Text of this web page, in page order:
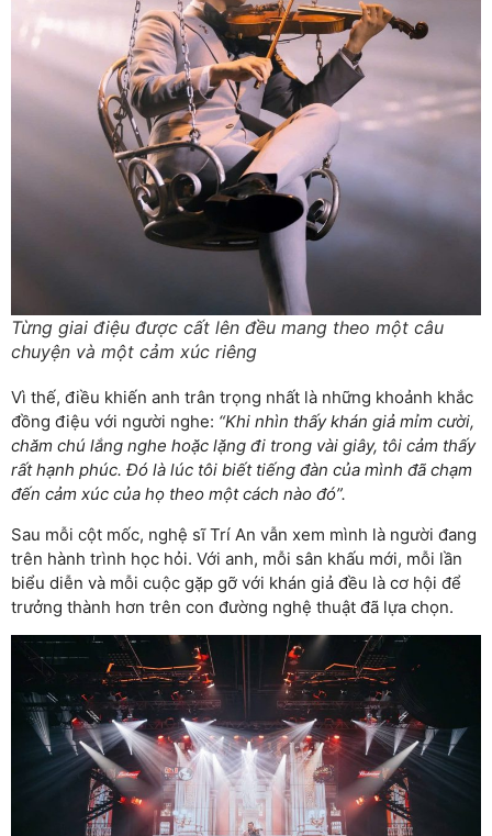
Từng giai điệu được cất lên đều mang theo một câu
chuyện và một cảm xúc riêng
Vì thế, điều khiến anh trân trọng nhất là những khoảnh khắc
đồng điệu với người nghe: “Khi nhìn thấy khán giả mỉm cười,
chăm chú lắng nghe hoặc lặng đi trong vài giây, tôi cảm thấy
rất hạnh phúc. Đó là lúc tôi biết tiếng đàn của mình đã chạm
đến cảm xúc của họ theo một cách nào đó”.
Sau mỗi cột mốc, nghệ sĩ Trí An vẫn xem mình là người đang
trên hành trình học hỏi. Với anh, mỗi sân khấu mới, mỗi lần
biểu diễn và mỗi cuộc gặp gỡ với khán giả đều là cơ hội để
trưởng thành hơn trên con đường nghệ thuật đã lựa chọn.